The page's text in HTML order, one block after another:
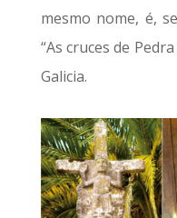
mesmo nome, é,
“As cruces de
Galicia.